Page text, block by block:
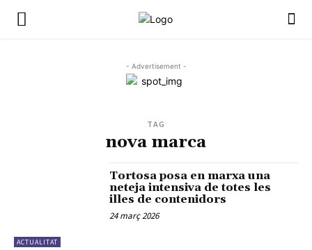
- Advertisement -
TAG
nova marca
ACTUALITAT
Tortosa posa en marxa una
neteja intensiva de totes les
illes de contenidors
24 març 2026